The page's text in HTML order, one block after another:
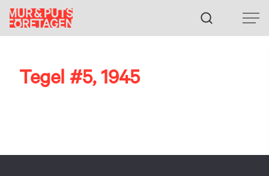
Fortsätt
till
innehållet
Tegel #5, 1945